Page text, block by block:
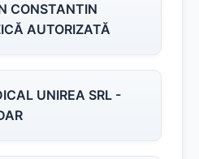
CONSTANTIN
AUTORIZATĂ
UNIREA SRL -